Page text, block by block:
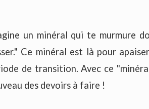
un minéral qui te murmure
Ce minéral est là pour
de transition. Avec ce
des devoirs à faire !